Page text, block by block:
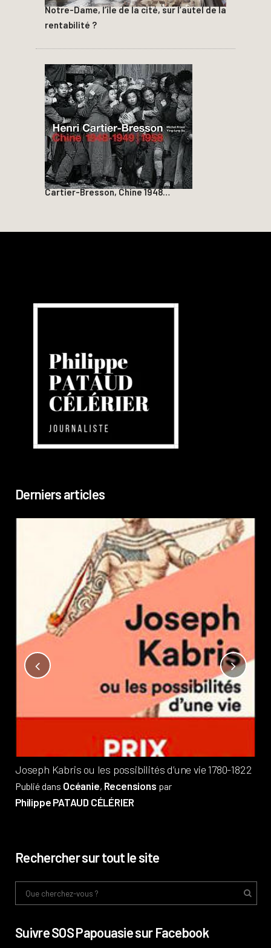
Notre-Dame, l’île de la cité, sur l’autel de la
rentabilité ?
Cartier-Bresson, Chine 1948…
Derniers articles
Joseph Kabris ou les possibilités d’une vie 1780-1822
Publié dans Océanie, Recensions par
Philippe PATAUD CÉLÉRIER
Rechercher sur tout le site
Suivre SOS Papouasie sur Facebook